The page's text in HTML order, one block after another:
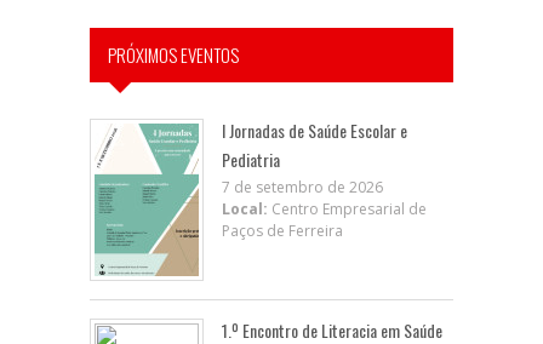
PRÓXIMOS EVENTOS
I Jornadas de Saúde Escolar e
Pediatria
7 de setembro de 2026
Local: Centro Empresarial de
Paços de Ferreira
1.º Encontro de Literacia em Saúde